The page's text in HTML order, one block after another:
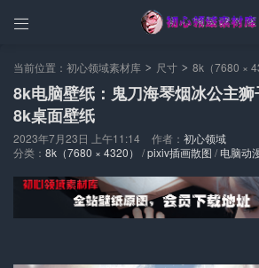

当前位置： 初心领域素材库 > 尺寸 > 8k（7680 ×
8k电脑壁纸：鬼刀海琴烟冰公主
8k桌面壁纸
2023年7月23日 上午11:14 作者： 初心领域
分类： 8k（7680 × 4320） /pixiv插画散图 /电脑动